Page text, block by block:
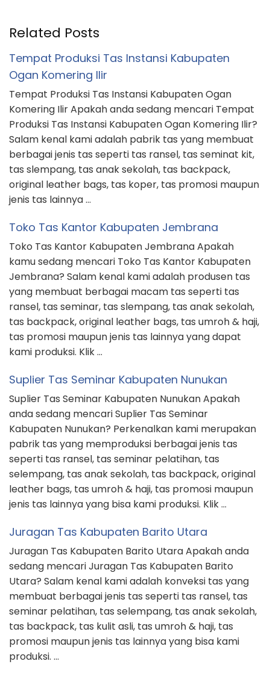
Related Posts
Tempat Produksi Tas Instansi Kabupaten
Ogan Komering Ilir
Tempat Produksi Tas Instansi Kabupaten Ogan
Komering Ilir Apakah anda sedang mencari Tempat
Produksi Tas Instansi Kabupaten Ogan Komering Ilir?
Salam kenal kami adalah pabrik tas yang membuat
berbagai jenis tas seperti tas ransel, tas seminat kit,
tas slempang, tas anak sekolah, tas backpack,
original leather bags, tas koper, tas promosi maupun
jenis tas lainnya …
Toko Tas Kantor Kabupaten Jembrana
Toko Tas Kantor Kabupaten Jembrana Apakah
kamu sedang mencari Toko Tas Kantor Kabupaten
Jembrana? Salam kenal kami adalah produsen tas
yang membuat berbagai macam tas seperti tas
ransel, tas seminar, tas slempang, tas anak sekolah,
tas backpack, original leather bags, tas umroh & haji,
tas promosi maupun jenis tas lainnya yang dapat
kami produksi. Klik …
Suplier Tas Seminar Kabupaten Nunukan
Suplier Tas Seminar Kabupaten Nunukan Apakah
anda sedang mencari Suplier Tas Seminar
Kabupaten Nunukan? Perkenalkan kami merupakan
pabrik tas yang memproduksi berbagai jenis tas
seperti tas ransel, tas seminar pelatihan, tas
selempang, tas anak sekolah, tas backpack, original
leather bags, tas umroh & haji, tas promosi maupun
jenis tas lainnya yang bisa kami produksi. Klik …
Juragan Tas Kabupaten Barito Utara
Juragan Tas Kabupaten Barito Utara Apakah anda
sedang mencari Juragan Tas Kabupaten Barito
Utara? Salam kenal kami adalah konveksi tas yang
membuat berbagai jenis tas seperti tas ransel, tas
seminar pelatihan, tas selempang, tas anak sekolah,
tas backpack, tas kulit asli, tas umroh & haji, tas
promosi maupun jenis tas lainnya yang bisa kami
produksi. …